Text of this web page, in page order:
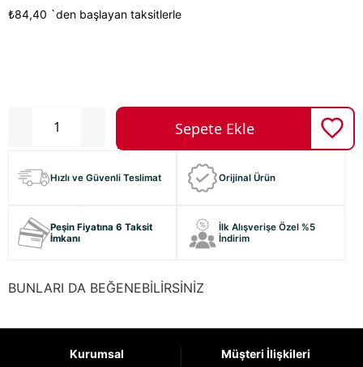
₺84,40 `den başlayan taksitlerle
Hızlı ve Güvenli Teslimat Orijinal Ürün
Peşin Fiyatına 6 Taksit
İmkanı
İlk Alışverişe Özel %5
İndirim
BUNLARI DA BEĞENEBİLİRSİNİZ
Kurumsal Müşteri İlişkileri